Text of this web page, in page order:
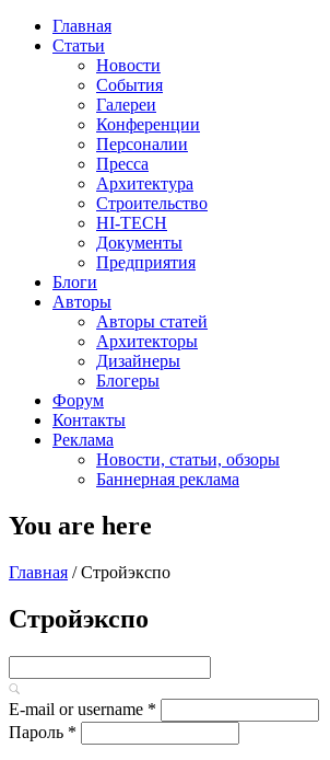
Главная
Статьи
Новости
События
Галереи
Конференции
Персоналии
Пресса
Архитектура
Строительство
HI-TECH
Документы
Предприятия
Блоги
Авторы
Авторы статей
Архитекторы
Дизайнеры
Блогеры
Форум
Контакты
Реклама
Новости, статьи, обзоры
Баннерная реклама
You are here
Главная / Стройэкспо
Стройэкспо
E-mail or username *
Пароль *